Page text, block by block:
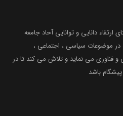
دانایی و توانایی آحاد جامعه
در موضوعات سیاسی ، اجتماعی ،
فناوری می نماید و تلاش می کند تا در
باشد